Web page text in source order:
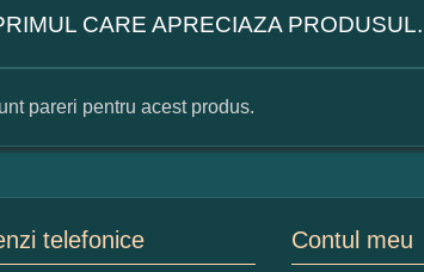
CARE APRECIAZA PRODUSUL.
dumneavoastra:
pareri pentru acest produs.
telefonice Contul meu